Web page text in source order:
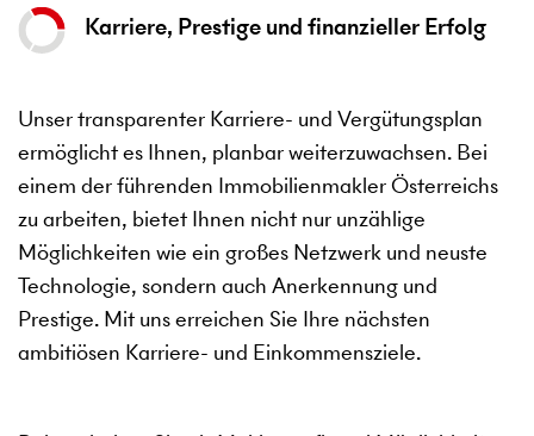
Karriere, Prestige und finanzieller Erfolg
Unser transparenter Karriere- und Vergütungsplan
ermöglicht es Ihnen, planbar weiterzuwachsen. Bei
einem der führenden Immobilienmakler Österreichs
zu arbeiten, bietet Ihnen nicht nur unzählige
Möglichkeiten wie ein großes Netzwerk und neuste
Technologie, sondern auch Anerkennung und
Prestige. Mit uns erreichen Sie Ihre nächsten
ambitiösen Karriere- und Einkommensziele.